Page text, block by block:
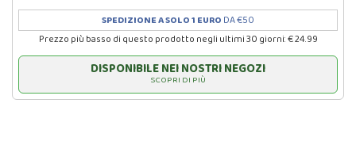
SPEDIZIONE A SOLO 1 EURO DA €50
Prezzo più basso di questo prodotto negli ultimi 30 giorni: € 24.99
DISPONIBILE NEI NOSTRI NEGOZI
SCOPRI DI PIÙ